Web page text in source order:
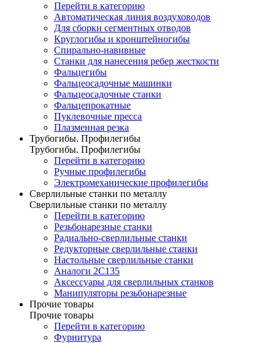
Перейти в категорию
Автоматическая линия воздуховодов
Для сборки сегментных отводов
Круглогибы и кронштейногибы
Спирально-навивные
Станки для нанесения ребер жесткости
Фальцегибы
Фальцеосадочные машинки
Фальцеосадочные станки
Фальцепрокатные
Пуклевочные пресса
Плазменная резка
Трубогибы. Профилегибы
Трубогибы. Профилегибы
Перейти в категорию
Ручные профилегибы
Электромеханические профилегибы
Сверлильные станки по металлу
Сверлильные станки по металлу
Перейти в категорию
Резьбонарезные станки
Радиально-сверлильные станки
Редукторные сверлильные станки
Настольные сверлильные станки
Аналоги 2С135
Аксессуары для сверлильных станков
Манипуляторы резьбонарезные
Прочие товары
Прочие товары
Перейти в категорию
Фурнитура